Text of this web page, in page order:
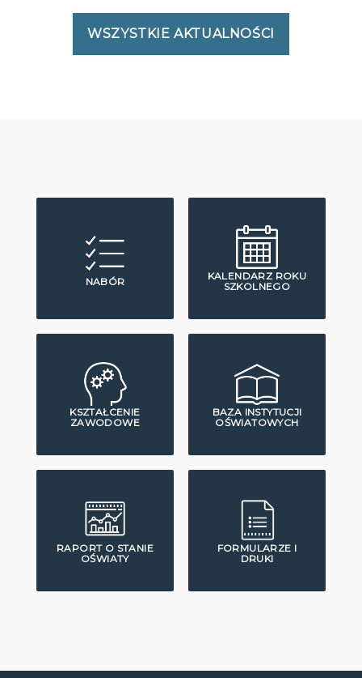
WSZYSTKIE AKTUALNOŚCI
NABÓR
KALENDARZ ROKU
SZKOLNEGO
KSZTAŁCENIE
ZAWODOWE
BAZA INSTYTUCJI
OŚWIATOWYCH
RAPORT O STANIE
OŚWIATY
FORMULARZE I
DRUKI